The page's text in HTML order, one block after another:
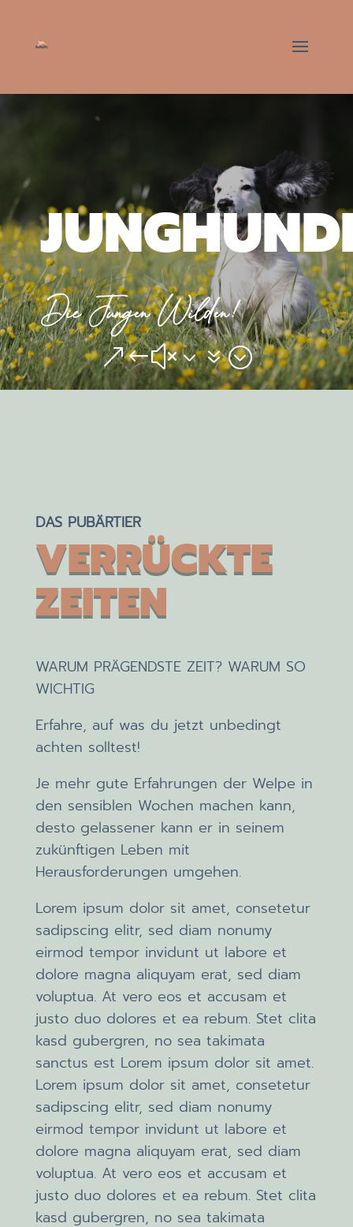
Die Jungen Wilden!
&#x37;
DAS PUBÄRTIER
VERRÜCKTE
ZEITEN
WARUM PRÄGENDSTE ZEIT? WARUM SO
WICHTIG
Erfahre, auf was du jetzt unbedingt
achten solltest!
Je mehr gute Erfahrungen der Welpe in
den sensiblen Wochen machen kann,
desto gelassener kann er in seinem
zukünftigen Leben mit
Herausforderungen umgehen.
Lorem ipsum dolor sit amet, consetetur
sadipscing elitr, sed diam nonumy
eirmod tempor invidunt ut labore et
dolore magna aliquyam erat, sed diam
voluptua. At vero eos et accusam et
justo duo dolores et ea rebum. Stet clita
kasd gubergren, no sea takimata
sanctus est Lorem ipsum dolor sit amet.
Lorem ipsum dolor sit amet, consetetur
sadipscing elitr, sed diam nonumy
eirmod tempor invidunt ut labore et
dolore magna aliquyam erat, sed diam
voluptua. At vero eos et accusam et
justo duo dolores et ea rebum. Stet clita
kasd gubergren, no sea takimata